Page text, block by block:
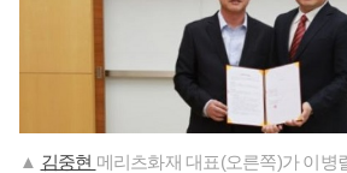
▲ 김중현 메리츠화재 대표(오른쪽)가 이병